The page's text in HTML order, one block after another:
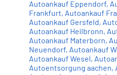
Autoankauf Eppendorf,
Frankfurt, Autoankauf
Autoankauf Gersfeld,
Autoankauf Heilbronn,
Autoankauf Materborn,
Neuendorf, Autoankauf
Autoankauf Wesel,
Autoentsorgung aachen,